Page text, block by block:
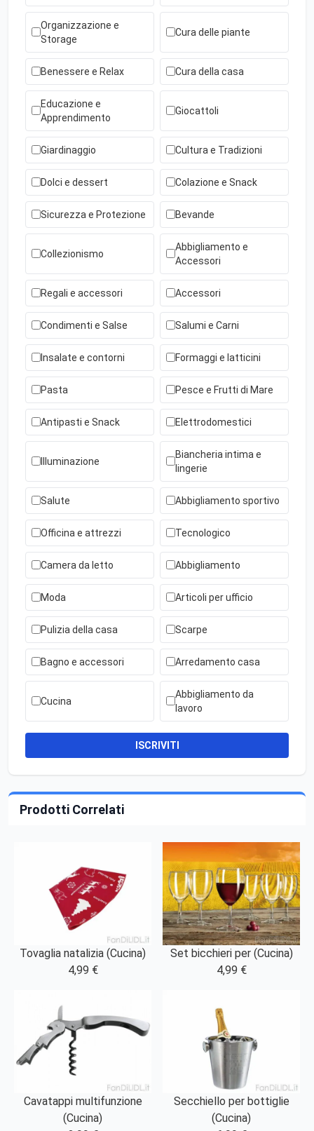
Organizzazione e
Storage
Cura delle piante
Benessere e Relax Cura della casa
Educazione e
Apprendimento
Giocattoli
Giardinaggio Cultura e Tradizioni
Dolci e dessert Colazione e Snack
Sicurezza e Protezione Bevande
Collezionismo
Abbigliamento e
Accessori
Regali e accessori Accessori
Condimenti e Salse Salumi e Carni
Insalate e contorni Formaggi e latticini
Pasta Pesce e Frutti di Mare
Antipasti e Snack Elettrodomestici
Illuminazione
Biancheria intima e
lingerie
Salute Abbigliamento sportivo
Officina e attrezzi Tecnologico
Camera da letto Abbigliamento
Moda Articoli per ufficio
Pulizia della casa Scarpe
Bagno e accessori Arredamento casa
Cucina
Abbigliamento da
lavoro
ISCRIVITI
Prodotti Correlati
Tovaglia natalizia (Cucina)
4,99 €
Set bicchieri per (Cucina)
4,99 €
Cavatappi multifunzione
(Cucina)
Secchiello per bottiglie
(Cucina)